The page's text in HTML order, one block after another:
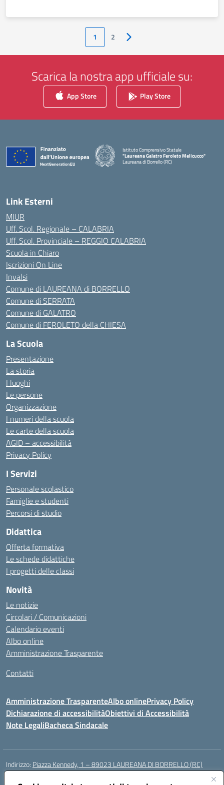
1 2 Pagina successiva
Scarica la nostra app ufficiale su:
App Store Play Store
Istituto Comprensivo Statale
"Laureana Galatro Feroleto Melicucco"
Laureana di Borrello (RC)
Link Esterni
MIUR
Uff. Scol. Regionale – CALABRIA
Uff. Scol. Provinciale – REGGIO CALABRIA
Scuola in Chiaro
Iscrizioni On Line
Invalsi
Comune di LAUREANA di BORRELLO
Comune di SERRATA
Comune di GALATRO
Comune di FEROLETO della CHIESA
La Scuola
Presentazione
La storia
I luoghi
Le persone
Organizzazione
I numeri della scuola
Le carte della scuola
AGID – accessibilità
Privacy Policy
I Servizi
Personale scolastico
Famiglie e studenti
Percorsi di studio
Didattica
Offerta formativa
Le schede didattiche
I progetti delle classi
Novità
Le notizie
Circolari / Comunicazioni
Calendario eventi
Albo online
Amministrazione Trasparente
Contatti
Amministrazione TrasparenteAlbo onlinePrivacy Policy
Dichiarazione di accessibilitàObiettivi di Accessibilità
Note LegaliBacheca Sindacale
Indirizzo: Piazza Kennedy, 1 – 89023 LAUREANA DI BORRELLO (RC)
Centralino: